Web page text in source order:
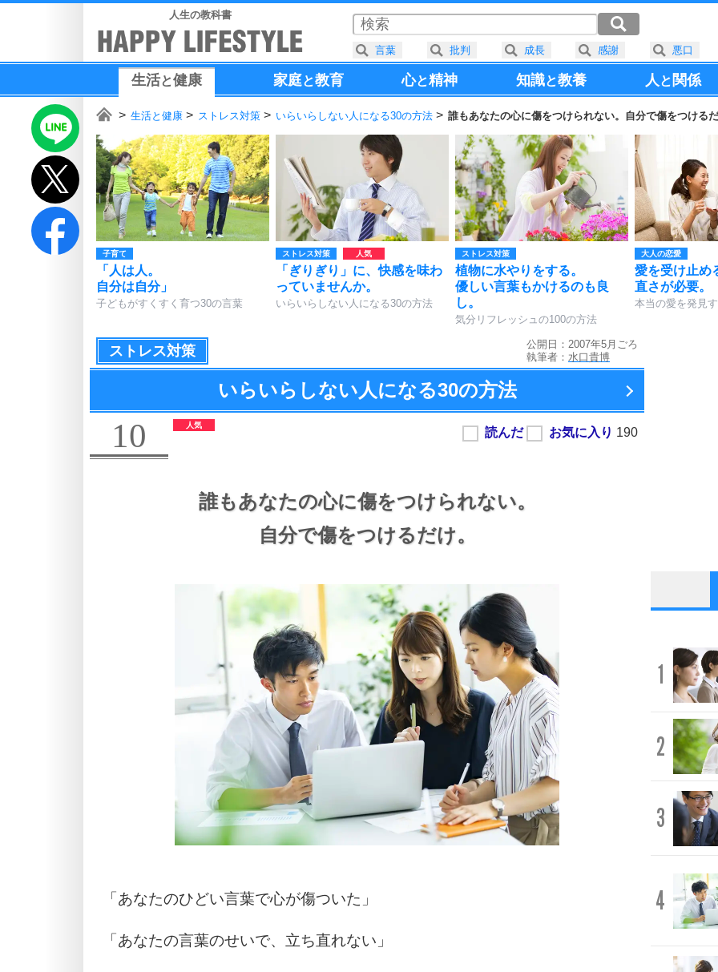
人生の教科書
生活と健康 家庭と教育 心と精神 知識と教養 人と 関係
生活と健康 ストレス対策 いらいらしない人になる30の方法 誰もあなたの心に傷をつけられない。自分で傷をつけるだ
子育て
「人は人。
自分は自分」
子どもがすくすく育つ30の言葉
ストレス対策
「ぎりぎり」に、快感を味わ
っていませんか。
いらいらしない人になる30の方法
ストレス対策
植物に水やりをする。
優しい言葉もかけるのも良
し。
気分リフレッシュの100の方法
大人の恋愛
愛を受け止め
直さが必要。
本当の愛を発見
ストレス対策
公開日：2007年5月ごろ
執筆者： 水口貴博
いらいらしない人になる30の方法
10
誰もあなたの心に傷をつけられない。
自分で傷をつけるだけ。
「あなたのひどい言葉で心が傷ついた」
「あなたの言葉のせいで、立ち直れない」
1
2
3
4
言葉 批判 成長 感謝 悪口